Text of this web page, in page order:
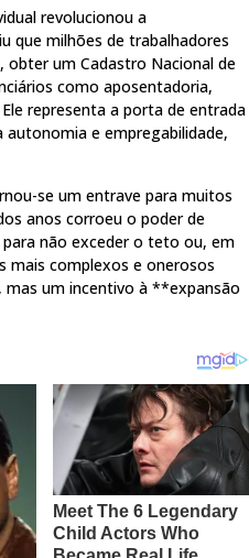
revolucionou a
que milhões de trabalhadores
obter um Cadastro Nacional de
como aposentadoria,
representa a porta de entrada
autonomia e empregabilidade,
se um entrave para muitos
anos corroeu o poder de
não exceder o teto ou, em
mais complexos e onerosos
um incentivo à **expansão